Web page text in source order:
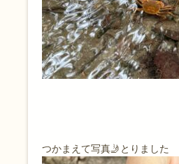
つかまえて写真🤳とりました